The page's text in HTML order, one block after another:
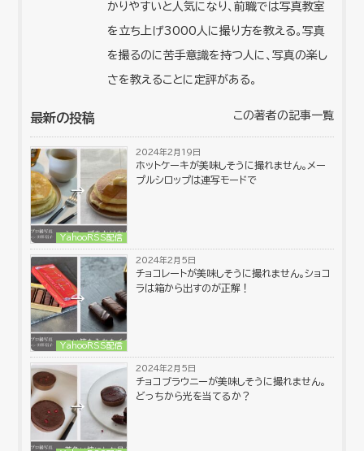
かりやすいと人気になり、前職では写真教室
を立ち上げ3000人に撮り方を教える。写真
を撮るのに苦手意識を持つ人に、写真の楽し
さを教えることに定評がある。
最新の投稿 この著者の記事一覧
YahooRSS配信
2024年2月19日
ホットケーキが美味しそうに撮れません。メー
プルシロップは連写モードで
YahooRSS配信
2024年2月5日
チョコレートが美味しそうに撮れません。ショコ
ラは箱から出すのが正解！
2024年2月5日
チョコブラウニーが美味しそうに撮れません。
どっちから光を当てるか？